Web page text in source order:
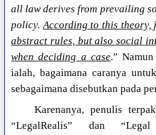
all law derives from prevailing
policy.According to this theory,
abstract rules, but also social
when deciding a case.”
ialah, bagaimana caranya
sebagaimana disebutkan pada
Karenanya, penulis
“LegalRealis” dan